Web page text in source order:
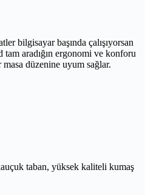
bilgisayar başında çalışıyorsan
aradığın ergonomi ve konforu
masa düzenine uyum sağlar.
taban, yüksek kaliteli kumaş